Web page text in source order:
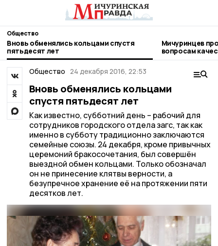
Общество
Вновь обменялись кольцами спустя
пятьдесят лет
Мичуринцев
вопросам качества и
детских
Общество 24 декабря 2016, 22:53
Вновь обменялись кольцами
спустя пятьдесят лет
Как известно, субботний день – рабочий для
сотрудников городского отдела загс, так как
именно в субботу традиционно заключаются
семейные союзы. 24 декабря, кроме привычных
церемоний бракосочетания, был совершён
выездной обмен кольцами. Только обозначал
он не принесение клятвы верности, а
безупречное хранение её на протяжении пяти
десятков лет.